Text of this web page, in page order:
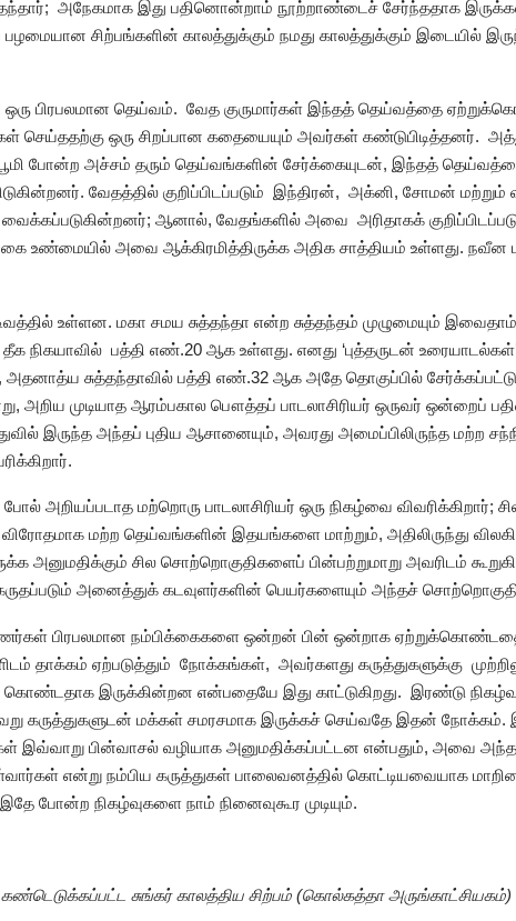
அநேகமாக இது பதினொன்றாம் நூற்றாண்டைச் சேர்ந்ததாக
சிற்பங்களின் காலத்துக்கும் நமது காலத்துக்கும் இடையில்
ஒரு பிரபலமான தெய்வம். வேத குருமார்கள் இந்தத் தெய்வத்தை
செய்ததற்கு ஒரு சிறப்பான கதையையும் அவர்கள் கண்டுபிடித்தனர்.
போன்ற அச்சம் தரும் தெய்வங்களின் சேர்க்கையுடன், இந்தத்
வேதத்தில் குறிப்பிடப்படும் இந்திரன், அக்னி, சோமன்
வைக்கப்படுகின்றனர்; ஆனால், வேதங்களில் அவை அரிதாகக்
உண்மையில் அவை ஆக்கிரமித்திருக்க அதிக சாத்தியம் உள்ளது. நவீன
உள்ளன. மகா சமய சுத்தந்தா என்ற சுத்தந்தம் முழுமையும்
நிகயாவில் பத்தி எண்.20 ஆக உள்ளது. எனது ‘புத்தருடன்
அதனாத்ய சுத்தந்தாவில் பத்தி எண்.32 ஆக அதே தொகுப்பில்
அறிய முடியாத ஆரம்பகால பௌத்தப் பாடலாசிரியர் ஒருவர் ஒன்றைப்
இருந்த அந்தப் புதிய ஆசானையும், அவரது அமைப்பிலிருந்த மற்ற
அறியப்படாத மற்றொரு பாடலாசிரியர் ஒரு நிகழ்வை விவரிக்கிறார்;
விரோதமாக மற்ற தெய்வங்களின் இதயங்களை மாற்றும், அதிலிருந்து
அனுமதிக்கும் சில சொற்றொகுதிகளைப் பின்பற்றுமாறு அவரிடம்
அனைத்துக் கடவுளர்களின் பெயர்களையும் அந்தச் சொற்றொகுதி
பிரபலமான நம்பிக்கைகளை ஒன்றன் பின் ஒன்றாக ஏற்றுக்கொண்டதைச்
ஏற்படுத்தும் நோக்கங்கள், அவர்களது கருத்துகளுக்கு
இருக்கின்றன என்பதையே இது காட்டுகிறது. இரண்டு
கருத்துகளுடன் மக்கள் சமரசமாக இருக்கச் செய்வதே இதன்
இவ்வாறு பின்வாசல் வழியாக அனுமதிக்கப்பட்டன என்பதும், அவை அந்த
என்று நம்பிய கருத்துகள் பாலைவனத்தில் கொட்டியவையாக மாறின;
போன்ற நிகழ்வுகளை நாம் நினைவுகூர முடியும்.
சுங்கர் காலத்திய சிற்பம் (கொல்கத்தா அருங்காட்சியகம்)